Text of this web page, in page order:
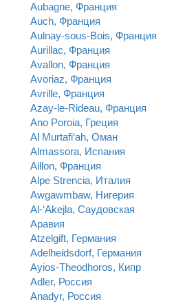
Aubagne, Франция
Auch, Франция
Aulnay-sous-Bois, Франция
Aurillac, Франция
Avallon, Франция
Avoriaz, Франция
Avrille, Франция
Azay-le-Rideau, Франция
Ano Poroia, Греция
Al Murtafi‘ah, Оман
Almassora, Испания
Aillon, Франция
Alpe Strencia, Италия
Awgawmbaw, Нигерия
Al-‘Akejla, Саудовская
Аравия
Atzelgift, Германия
Adelheidsdorf, Германия
Ayios-Theodhoros, Кипр
Adler, Россия
Anadyr, Россия